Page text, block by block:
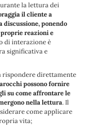
la lettura dei
il cliente a
ponendo
reazioni e
di interazione è
significativa e
rispondere direttamente
possono fornire
su come affrontare le
nella lettura. Il
come applicare
vita;